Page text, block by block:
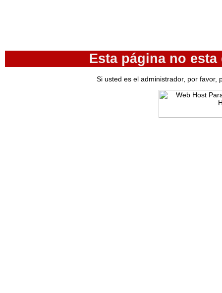
Esta página no
Si usted es el administrador, por favor,